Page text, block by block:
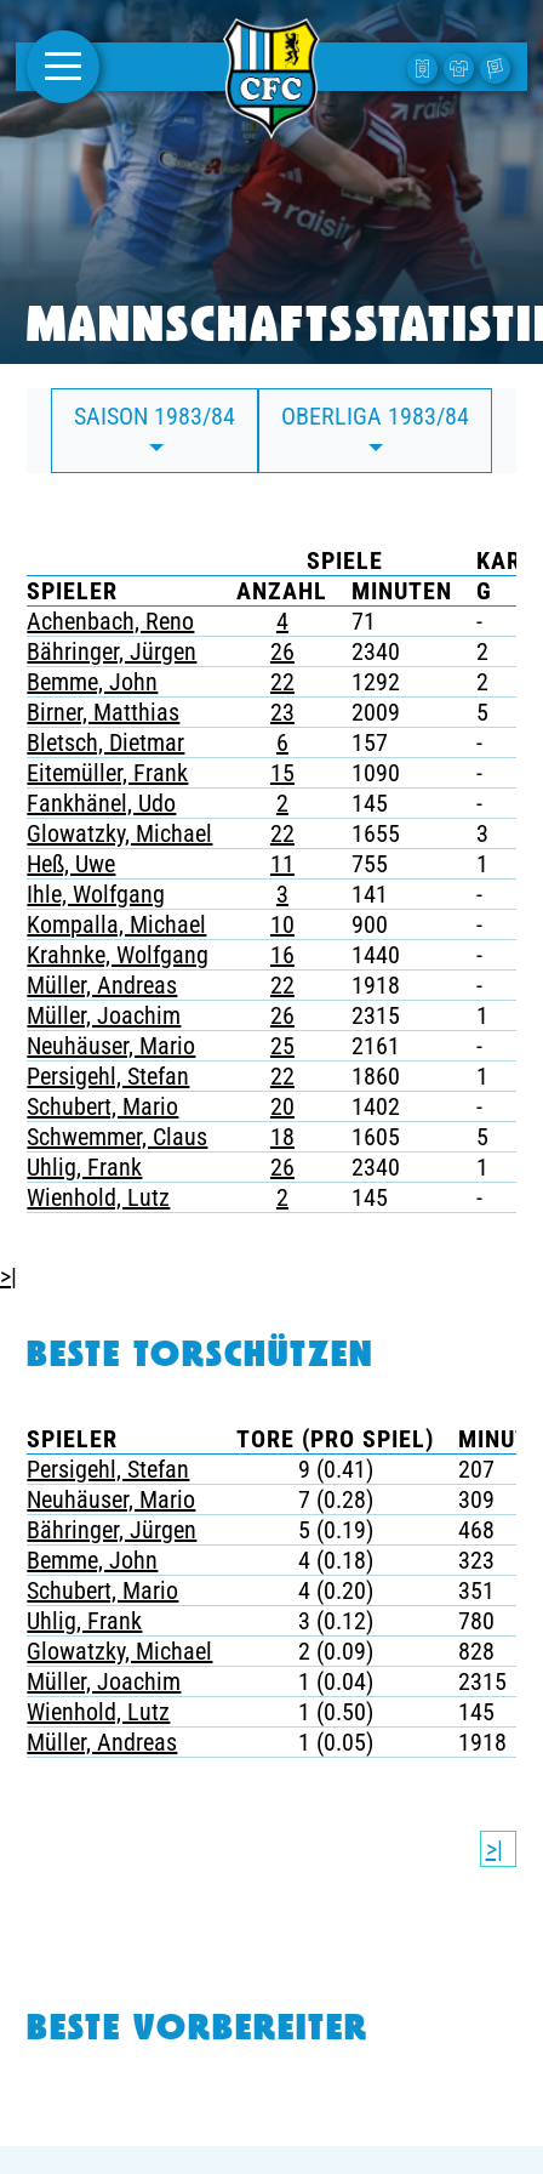
AKTUELLES
1. MANNSCHAFT
FRAUEN
CAMPUS
CLUB
CLUBMITGLIEDSCHAFT
BUSINESS
TICKETING
SAISON 1983/84 OBERLIGA 1983/84
SPIELE
SPIELER
ANZAHL MINUTEN G
Achenbach, Reno
4 71 -
Bähringer, Jürgen
26 2340 2
Bemme, John
22 1292 2
Birner, Matthias
23 2009 5
Bletsch, Dietmar
6 157 -
Eitemüller, Frank
15 1090 -
Fankhänel, Udo
2 145 -
Glowatzky, Michael
22 1655 3
Heß, Uwe
11 755 1
Ihle, Wolfgang
3 141 -
Kompalla, Michael
10 900 -
Krahnke, Wolfgang
16 1440 -
Müller, Andreas
22 1918 -
Müller, Joachim
26 2315 1
Neuhäuser, Mario
25 2161 -
Persigehl, Stefan
22 1860 1
Schubert, Mario
20 1402 -
Schwemmer, Claus
18 1605 5
Uhlig, Frank
26 2340 1
Wienhold, Lutz
2 145 -
>|
BESTE TORSCHÜTZEN
SPIELER TORE (PRO SPIEL)
Persigehl, Stefan
9 (0.41)
207
Neuhäuser, Mario
7 (0.28)
309
Bähringer, Jürgen
5 (0.19)
468
Bemme, John
4 (0.18)
323
Schubert, Mario
4 (0.20)
351
Uhlig, Frank
3 (0.12)
780
Glowatzky, Michael
2 (0.09)
828
Müller, Joachim
1 (0.04)
2315
Wienhold, Lutz
1 (0.50)
145
Müller, Andreas
1 (0.05) 1918
>|
BESTE VORBEREITER